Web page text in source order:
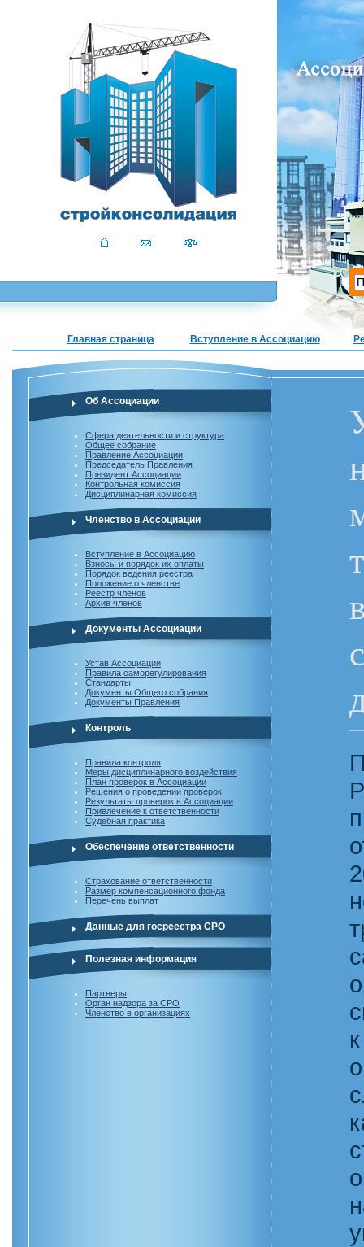
Главная страница Вступление в Ассоциацию
Об Ассоциации
Сфера деятельности и структура
Общее собрание
Правление Ассоциации
Председатель Правления
Президент Ассоциации
Контрольная комиссия
Дисциплинарная комиссия
Членство в Ассоциации
Вступление в Ассоциацию
Взносы и порядок их оплаты
Порядок ведения реестра
Положение о членстве
Реестр членов
Архив членов
Документы Ассоциации
Устав Ассоциации
Правила саморегулирования
Стандарты
Документы Общего собрания
Документы Правления
Контроль
Правила контроля
Меры дисциплинарного воздействия
План проверок в Ассоциации
Решения о проведении проверок
Результаты проверок в Ассоциации
Привлечение к ответственности
Судебная практика
Обеспечение ответственности
Страхование ответственности
Размер компенсационного фонда
Перечень выплат
Данные для госреестра СРО
Полезная информация
Партнеры
Орган надзора за СРО
Членство в организациях